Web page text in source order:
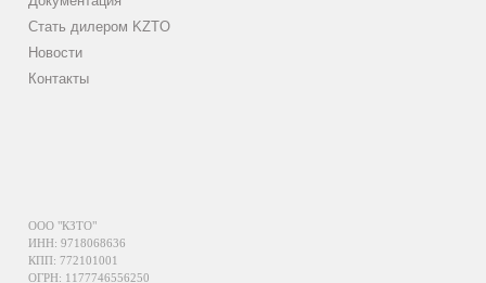
Стать дилером KZTO
Новости
Контакты
ООО "КЗТО"
ИНН: 9718068636
КПП: 772101001
ОГРН: 1177746556250